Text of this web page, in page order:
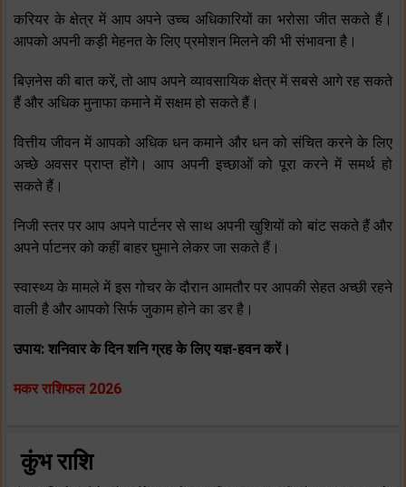
करियर के क्षेत्र में आप अपने उच्‍च अधिकारियों का भरोसा जीत सकते हैं।
आपको अपनी कड़ी मेहनत के लिए प्रमोशन मिलने की भी संभावना है।
बिज़नेस की बात करें, तो आप अपने व्‍यावसायिक क्षेत्र में सबसे आगे रह सकते
हैं और अधिक मुनाफा कमाने में सक्षम हो सकते हैं।
वित्तीय जीवन में आपको अधिक धन कमाने और धन को संचित करने के लिए
अच्‍छे अवसर प्राप्‍त होंगे। आप अपनी इच्‍छाओं को पूरा करने में समर्थ हो
सकते हैं।
निजी स्‍तर पर आप अपने पार्टनर से साथ अपनी खुशियों को बांट सकते हैं और
अपने र्पाटनर को कहीं बाहर घुमाने लेकर जा सकते हैं।
स्‍वास्‍थ्‍य के मामले में इस गोचर के दौरान आमतौर पर आपकी सेहत अच्‍छी रहने
वाली है और आपको सिर्फ जुकाम होने का डर है।
उपाय: शनिवार के दिन शनि ग्रह के लिए यज्ञ-हवन करें।
मकर राशिफल 2026
कुंभ राशि